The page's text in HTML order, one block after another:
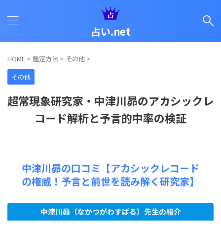
占い.net
HOME > 鑑定方法 > その他 >
その他
超常現象研究家・中津川昴のアカシックレ
コード解析と予言的中率の検証
中津川昴の口コミ【アカシックレコード
の権威！予言と前世を読み解く研究家】
中津川昴（なかつがわすばる）先生の紹介